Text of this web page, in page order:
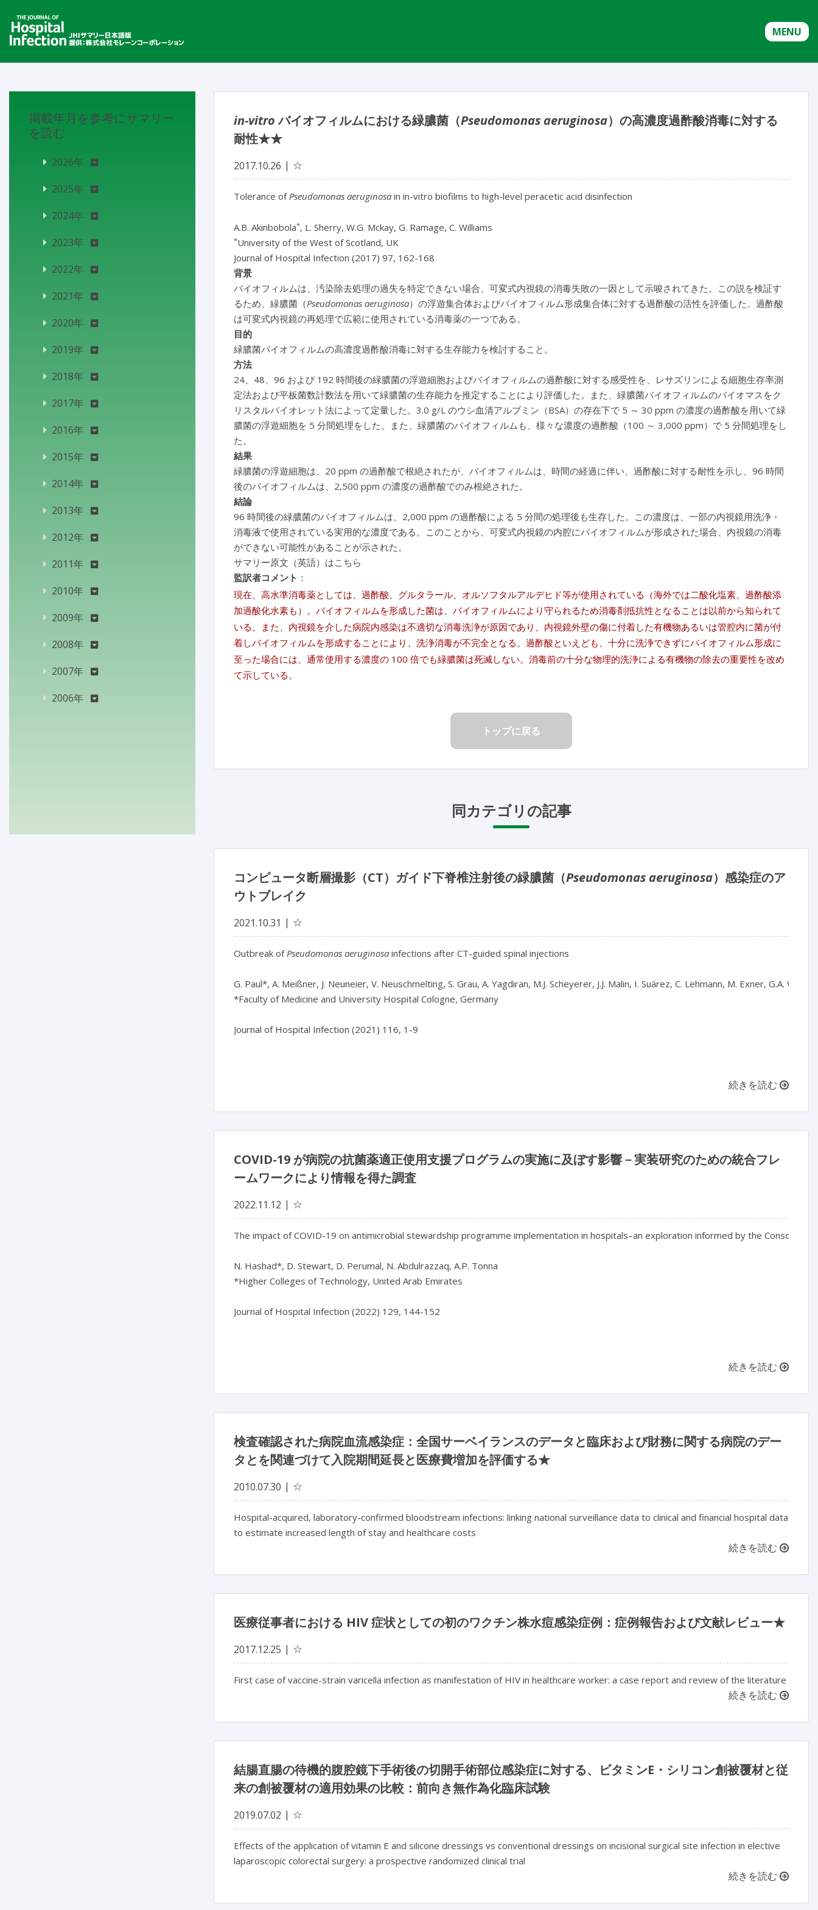
MENU
in-vitroバイオフィルムにおける緑膿菌（Pseudomonas aeruginosa）の高濃度過酢酸消毒に対する
耐性★★
2017.10.26 ☆
Tolerance ofPseudomonas aeruginosa in in-vitro biofilms to high-level peracetic acid disinfection
A.B. Akinbobola*, L. Sherry, W.G. Mckay, G. Ramage, C. Williams
*University of the West of Scotland, UK
Journal of Hospital Infection (2017) 97, 162-168
背景
バイオフィルムは、汚染除去処理の過失を特定できない場合、可変式内視鏡の消毒失敗の一因として示唆されてきた。この説を検証す
るため、緑膿菌（Pseudomonas aeruginosa）の浮遊集合体およびバイオフィルム形成集合体に対する過酢酸の活性を評価した。過酢酸
は可変式内視鏡の再処理で広範に使用されている消毒薬の一つである。
目的
緑膿菌バイオフィルムの高濃度過酢酸消毒に対する生存能力を検討すること。
方法
24、48、96 および 192 時間後の緑膿菌の浮遊細胞およびバイオフィルムの過酢酸に対する感受性を、レサズリンによる細胞生存率測
定法および平板菌数計数法を用いて緑膿菌の生存能力を推定することにより評価した。また、緑膿菌バイオフィルムのバイオマスをク
リスタルバイオレット法によって定量した。3.0 g/L のウシ血清アルブミン（BSA）の存在下で 5 ～ 30 ppm の濃度の過酢酸を用いて緑
膿菌の浮遊細胞を 5 分間処理をした。また、緑膿菌のバイオフィルムも、様々な濃度の過酢酸（100 ～ 3,000 ppm）で 5 分間処理をし
た。
結果
緑膿菌の浮遊細胞は、20 ppm の過酢酸で根絶されたが、バイオフィルムは、時間の経過に伴い、過酢酸に対する耐性を示し、96 時間
後のバイオフィルムは、2,500 ppm の濃度の過酢酸でのみ根絶された。
結論
96 時間後の緑膿菌のバイオフィルムは、2,000 ppm の過酢酸による 5 分間の処理後も生存した。この濃度は、一部の内視鏡用洗浄・
消毒液で使用されている実用的な濃度である。このことから、可変式内視鏡の内腔にバイオフィルムが形成された場合、内視鏡の消毒
ができない可能性があることが示された。
サマリー原文（英語）はこちら
監訳者コメント ：
現在、高水準消毒薬としては、過酢酸、グルタラール、オルソフタルアルデヒド等が使用されている（海外では二酸化塩素、過酢酸添
加過酸化水素も）。バイオフィルムを形成した菌は、バイオフィルムにより守られるため消毒剤抵抗性となることは以前から知られて
いる。また、内視鏡を介した病院内感染は不適切な消毒洗浄が原因であり、内視鏡外壁の傷に付着した有機物あるいは管腔内に菌が付
着しバイオフィルムを形成することにより、洗浄消毒が不完全となる。過酢酸といえども、十分に洗浄できずにバイオフィルム形成に
至った場合には、通常使用する濃度の 100 倍でも緑膿菌は死滅しない。消毒前の十分な物理的洗浄による有機物の除去の重要性を改め
て示している。
トップに戻る
同カテゴリの記事
コンピュータ断層撮影（CT）ガイド下脊椎注射後の緑膿菌（Pseudomonas aeruginosa）感染症のア
ウトブレイク
2021.10.31 ☆
Outbreak of Pseudomonas aeruginosa infections after CT-guided spinal injections
G. Paul*, A. Meißner, J. Neuneier, V. Neuschmelting, S. Grau, A. Yagdiran, M.J. Scheyerer, J.J. Malin, I. Suárez, C. Lehmann, M. Exner, G.A.
*Faculty of Medicine and University Hospital Cologne, Germany
Journal of Hospital Infection (2021) 116, 1-9
続きを読む
COVID-19 が病院の抗菌薬適正使用支援プログラムの実施に及ぼす影響－実装研究のための統合フレ
ームワークにより情報を得た調査
2022.11.12 ☆
The impact of COVID-19 on antimicrobial stewardship programme implementation in hospitals–an exploration informed by the
N. Hashad*, D. Stewart, D. Perumal, N. Abdulrazzaq, A.P. Tonna
*Higher Colleges of Technology, United Arab Emirates
Journal of Hospital Infection (2022) 129, 144-152
続きを読む
検査確認された病院血流感染症：全国サーベイランスのデータと臨床および財務に関する病院のデー
タとを関連づけて入院期間延長と医療費増加を評価する★
2010.07.30 ☆
Hospital-acquired, laboratory-confirmed bloodstream infections: linking national surveillance data to clinical and financial hospital data
to estimate increased length of stay and healthcare costs
続きを読む
医療従事者における HIV 症状としての初のワクチン株水痘感染症例：症例報告および文献レビュー★
2017.12.25 ☆
First case of vaccine-strain varicella infection as manifestation of HIV in healthcare worker: a case report and review of the literature
続きを読む
結腸直腸の待機的腹腔鏡下手術後の切開手術部位感染症に対する、ビタミンE・シリコン創被覆材と従
来の創被覆材の適用効果の比較：前向き無作為化臨床試験
2019.07.02 ☆
Effects of the application of vitamin E and silicone dressings vs conventional dressings on incisional surgical site infection in elective
laparoscopic colorectal surgery: a prospective randomized clinical trial
続きを読む
掲載年月を参考にサマリー
を読む
2026年
2025年
2024年
2023年
2022年
2021年
2020年
2019年
2018年
2017年
2016年
2015年
2014年
2013年
2012年
2011年
2010年
2009年
2008年
2007年
2006年